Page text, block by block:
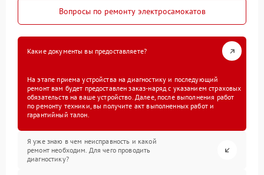
Вопросы по ремонту электросамокатов
Какие документы вы предоставляете?
На этапе приема устройства на диагностику и последующий
ремонт вам будет предоставлен заказ-наряд с указанием страховых
обязательств на ваше устройство. Далее, после выполнения работ
по ремонту техники, вы получите акт выполненных работ и
гарантийный талон.
Я уже знаю в чем неисправность и какой
ремонт необходим. Для чего проводить
диагностику?